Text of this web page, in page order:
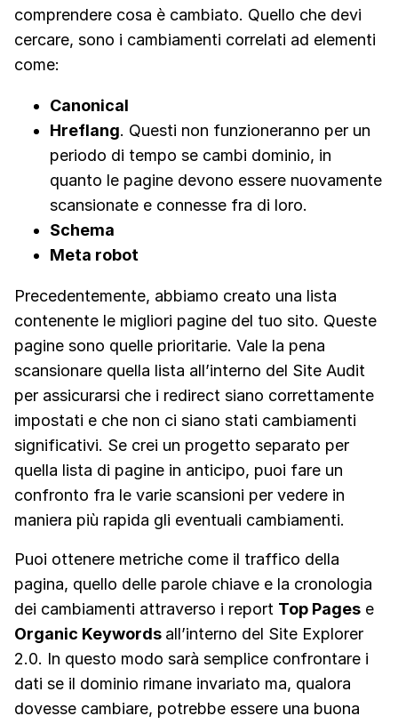
comprendere cosa è cambiato. Quello che devi
cercare, sono i cambiamenti correlati ad elementi
come:
Canonical
Hreflang. Questi non funzioneranno per un
periodo di tempo se cambi dominio, in
quanto le pagine devono essere nuovamente
scansionate e connesse fra di loro.
Schema
Meta robot
Precedentemente, abbiamo creato una lista
contenente le migliori pagine del tuo sito. Queste
pagine sono quelle prioritarie. Vale la pena
scansionare quella lista all’interno del Site Audit
per assicurarsi che i redirect siano correttamente
impostati e che non ci siano stati cambiamenti
significativi. Se crei un progetto separato per
quella lista di pagine in anticipo, puoi fare un
confronto fra le varie scansioni per vedere in
maniera più rapida gli eventuali cambiamenti.
Puoi ottenere metriche come il traffico della
pagina, quello delle parole chiave e la cronologia
dei cambiamenti attraverso i report Top Pages e
Organic Keywords all’interno del Site Explorer
2.0. In questo modo sarà semplice confrontare i
dati se il dominio rimane invariato ma, qualora
dovesse cambiare, potrebbe essere una buona